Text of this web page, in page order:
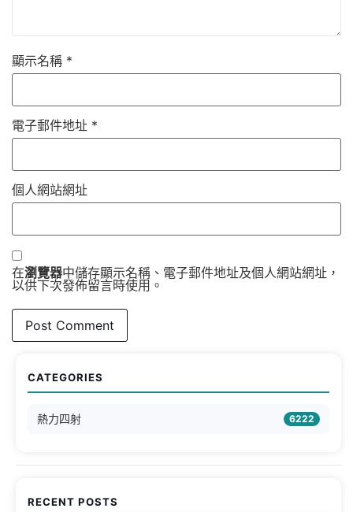
顯示名稱 *
電子郵件地址 *
個人網站網址
在瀏覽器中儲存顯示名稱、電子郵件地址及個人網站網址，
以供下次發佈留言時使用。
CATEGORIES
熱力四射 6222
RECENT POSTS